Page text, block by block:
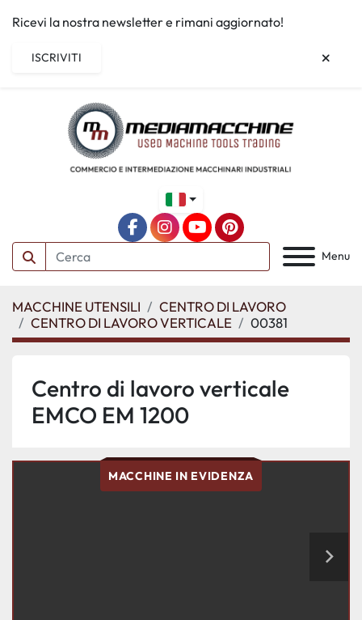
Ricevi la nostra newsletter e rimani aggiornato!
ISCRIVITI
Menu
facebookinstagram
youtubepinterest
MACCHINE UTENSILI
CENTRO DI LAVORO
CENTRO DI LAVORO VERTICALE
00381
Centro di lavoro verticale
EMCO EM 1200
MACCHINE IN EVIDENZA